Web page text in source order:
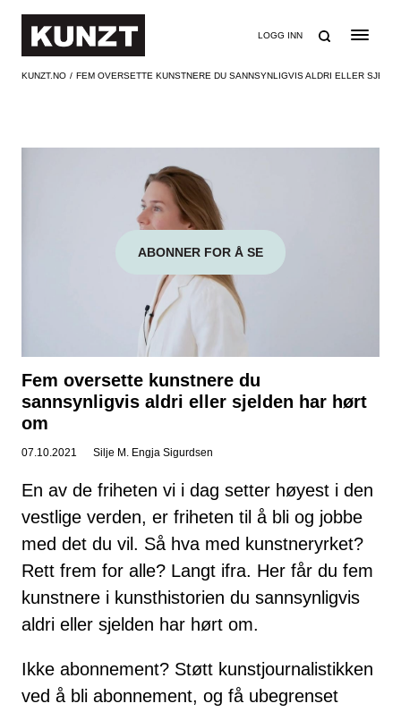
LOGG INN
KUNZT.NO FEM OVERSETTE KUNSTNERE DU SANNSYNLIGVIS ALDRI ELLER
ABONNER FOR Å SE
Fem oversette kunstnere du
sannsynligvis aldri eller sjelden har hørt
om
07.10.2021 Silje M. Engja Sigurdsen
En av de friheten vi i dag setter høyest i den
vestlige verden, er friheten til å bli og jobbe
med det du vil. Så hva med kunstneryrket?
Rett frem for alle? Langt ifra. Her får du fem
kunstnere i kunsthistorien du sannsynligvis
aldri eller sjelden har hørt om.
Ikke abonnement? Støtt kunstjournalistikken
ved å bli abonnement, og få ubegrenset